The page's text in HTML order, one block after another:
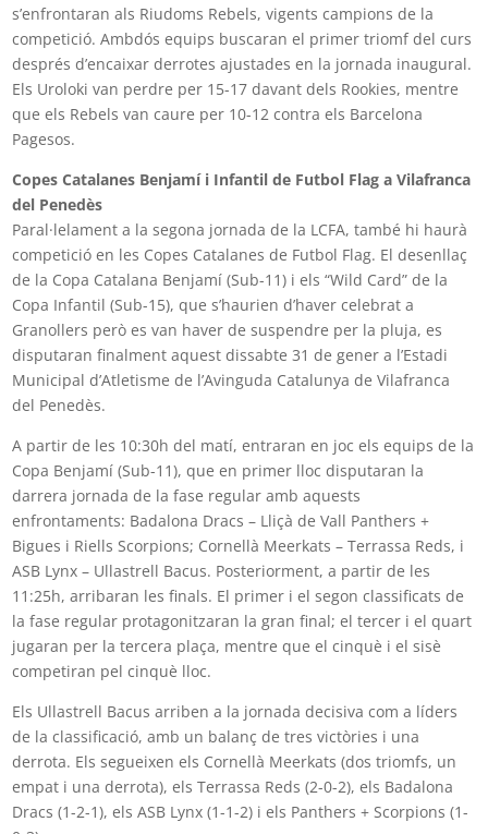
s’enfrontaran als Riudoms Rebels, vigents campions de la
competició. Ambdós equips buscaran el primer triomf del curs
després d’encaixar derrotes ajustades en la jornada inaugural.
Els Uroloki van perdre per 15-17 davant dels Rookies, mentre
que els Rebels van caure per 10-12 contra els Barcelona
Pagesos.
Copes Catalanes Benjamí i Infantil de Futbol Flag a Vilafranca
del Penedès
Paral·lelament a la segona jornada de la LCFA, també hi haurà
competició en les Copes Catalanes de Futbol Flag. El desenllaç
de la Copa Catalana Benjamí (Sub-11) i els “Wild Card” de la
Copa Infantil (Sub-15), que s’haurien d’haver celebrat a
Granollers però es van haver de suspendre per la pluja, es
disputaran finalment aquest dissabte 31 de gener a l’Estadi
Municipal d’Atletisme de l’Avinguda Catalunya de Vilafranca
del Penedès.
A partir de les 10:30h del matí, entraran en joc els equips de la
Copa Benjamí (Sub-11), que en primer lloc disputaran la
darrera jornada de la fase regular amb aquests
enfrontaments: Badalona Dracs – Lliçà de Vall Panthers +
Bigues i Riells Scorpions; Cornellà Meerkats – Terrassa Reds, i
ASB Lynx – Ullastrell Bacus. Posteriorment, a partir de les
11:25h, arribaran les finals. El primer i el segon classificats de
la fase regular protagonitzaran la gran final; el tercer i el quart
jugaran per la tercera plaça, mentre que el cinquè i el sisè
competiran pel cinquè lloc.
Els Ullastrell Bacus arriben a la jornada decisiva com a líders
de la classificació, amb un balanç de tres victòries i una
derrota. Els segueixen els Cornellà Meerkats (dos triomfs, un
empat i una derrota), els Terrassa Reds (2-0-2), els Badalona
Dracs (1-2-1), els ASB Lynx (1-1-2) i els Panthers + Scorpions (1-